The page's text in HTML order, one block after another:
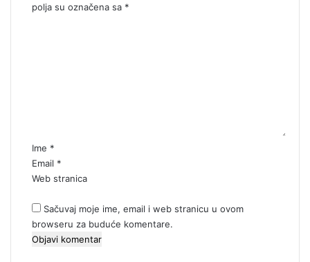
polja su označena sa *
*Ime *
Email *
Web stranica
Sačuvaj moje ime, email i web stranicu u ovom
browseru za buduće komentare.